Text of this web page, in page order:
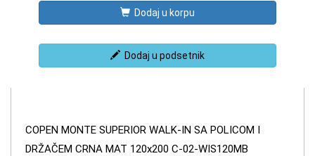
Dodaj u korpu
Dodaj u podsetnik
COPEN MONTE SUPERIOR WALK-IN SA POLICOM I
DRŽAČEM CRNA MAT 120x200 C-02-WIS120MB